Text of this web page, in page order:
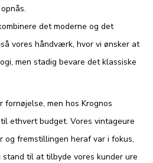
det moderne og det
vores håndværk, hvor vi ønsker at
men stadig bevare det klassiske
men hos Krognos
ethvert budget. Vores vintageure
og fremstillingen heraf var i fokus,
til at tilbyde vores kunder ure